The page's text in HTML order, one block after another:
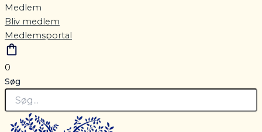
Medlem
Bliv medlem
Medlemsportal
0
Søg